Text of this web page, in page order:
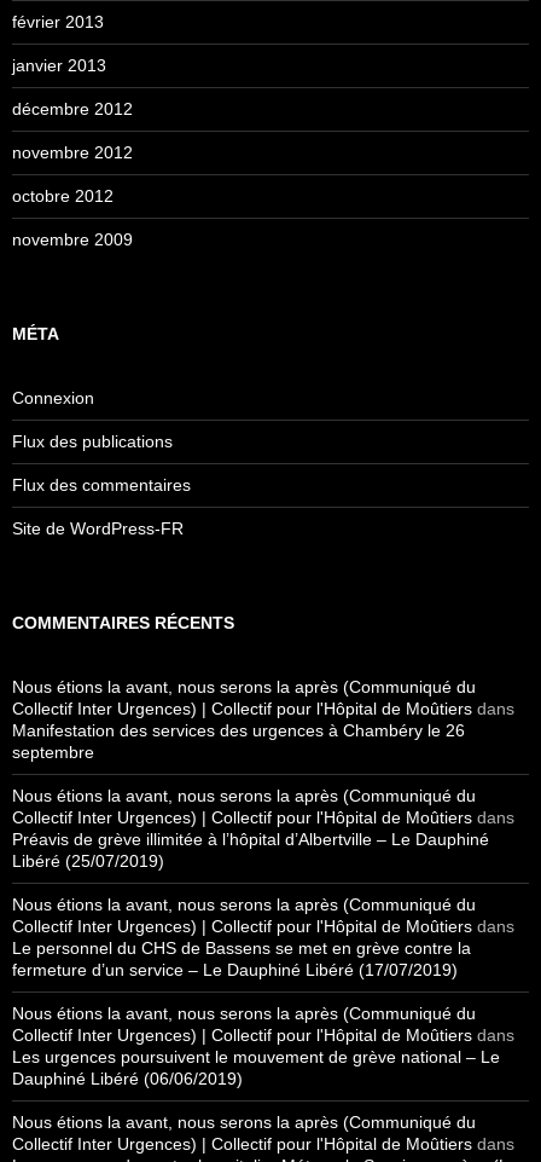
février 2013
janvier 2013
décembre 2012
novembre 2012
octobre 2012
novembre 2009
MÉTA
Connexion
Flux des publications
Flux des commentaires
Site de WordPress-FR
COMMENTAIRES RÉCENTS
Nous étions la avant, nous serons la après (Communiqué du
Collectif Inter Urgences) | Collectif pour l'Hôpital de Moûtiers dans
Manifestation des services des urgences à Chambéry le 26
septembre
Nous étions la avant, nous serons la après (Communiqué du
Collectif Inter Urgences) | Collectif pour l'Hôpital de Moûtiers dans
Préavis de grève illimitée à l’hôpital d’Albertville – Le Dauphiné
Libéré (25/07/2019)
Nous étions la avant, nous serons la après (Communiqué du
Collectif Inter Urgences) | Collectif pour l'Hôpital de Moûtiers dans
Le personnel du CHS de Bassens se met en grève contre la
fermeture d’un service – Le Dauphiné Libéré (17/07/2019)
Nous étions la avant, nous serons la après (Communiqué du
Collectif Inter Urgences) | Collectif pour l'Hôpital de Moûtiers dans
Les urgences poursuivent le mouvement de grève national – Le
Dauphiné Libéré (06/06/2019)
Nous étions la avant, nous serons la après (Communiqué du
Collectif Inter Urgences) | Collectif pour l'Hôpital de Moûtiers dans